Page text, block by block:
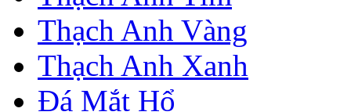
Thạch Anh Vàng
Thạch Anh Xanh
Đá Mắt Hổ